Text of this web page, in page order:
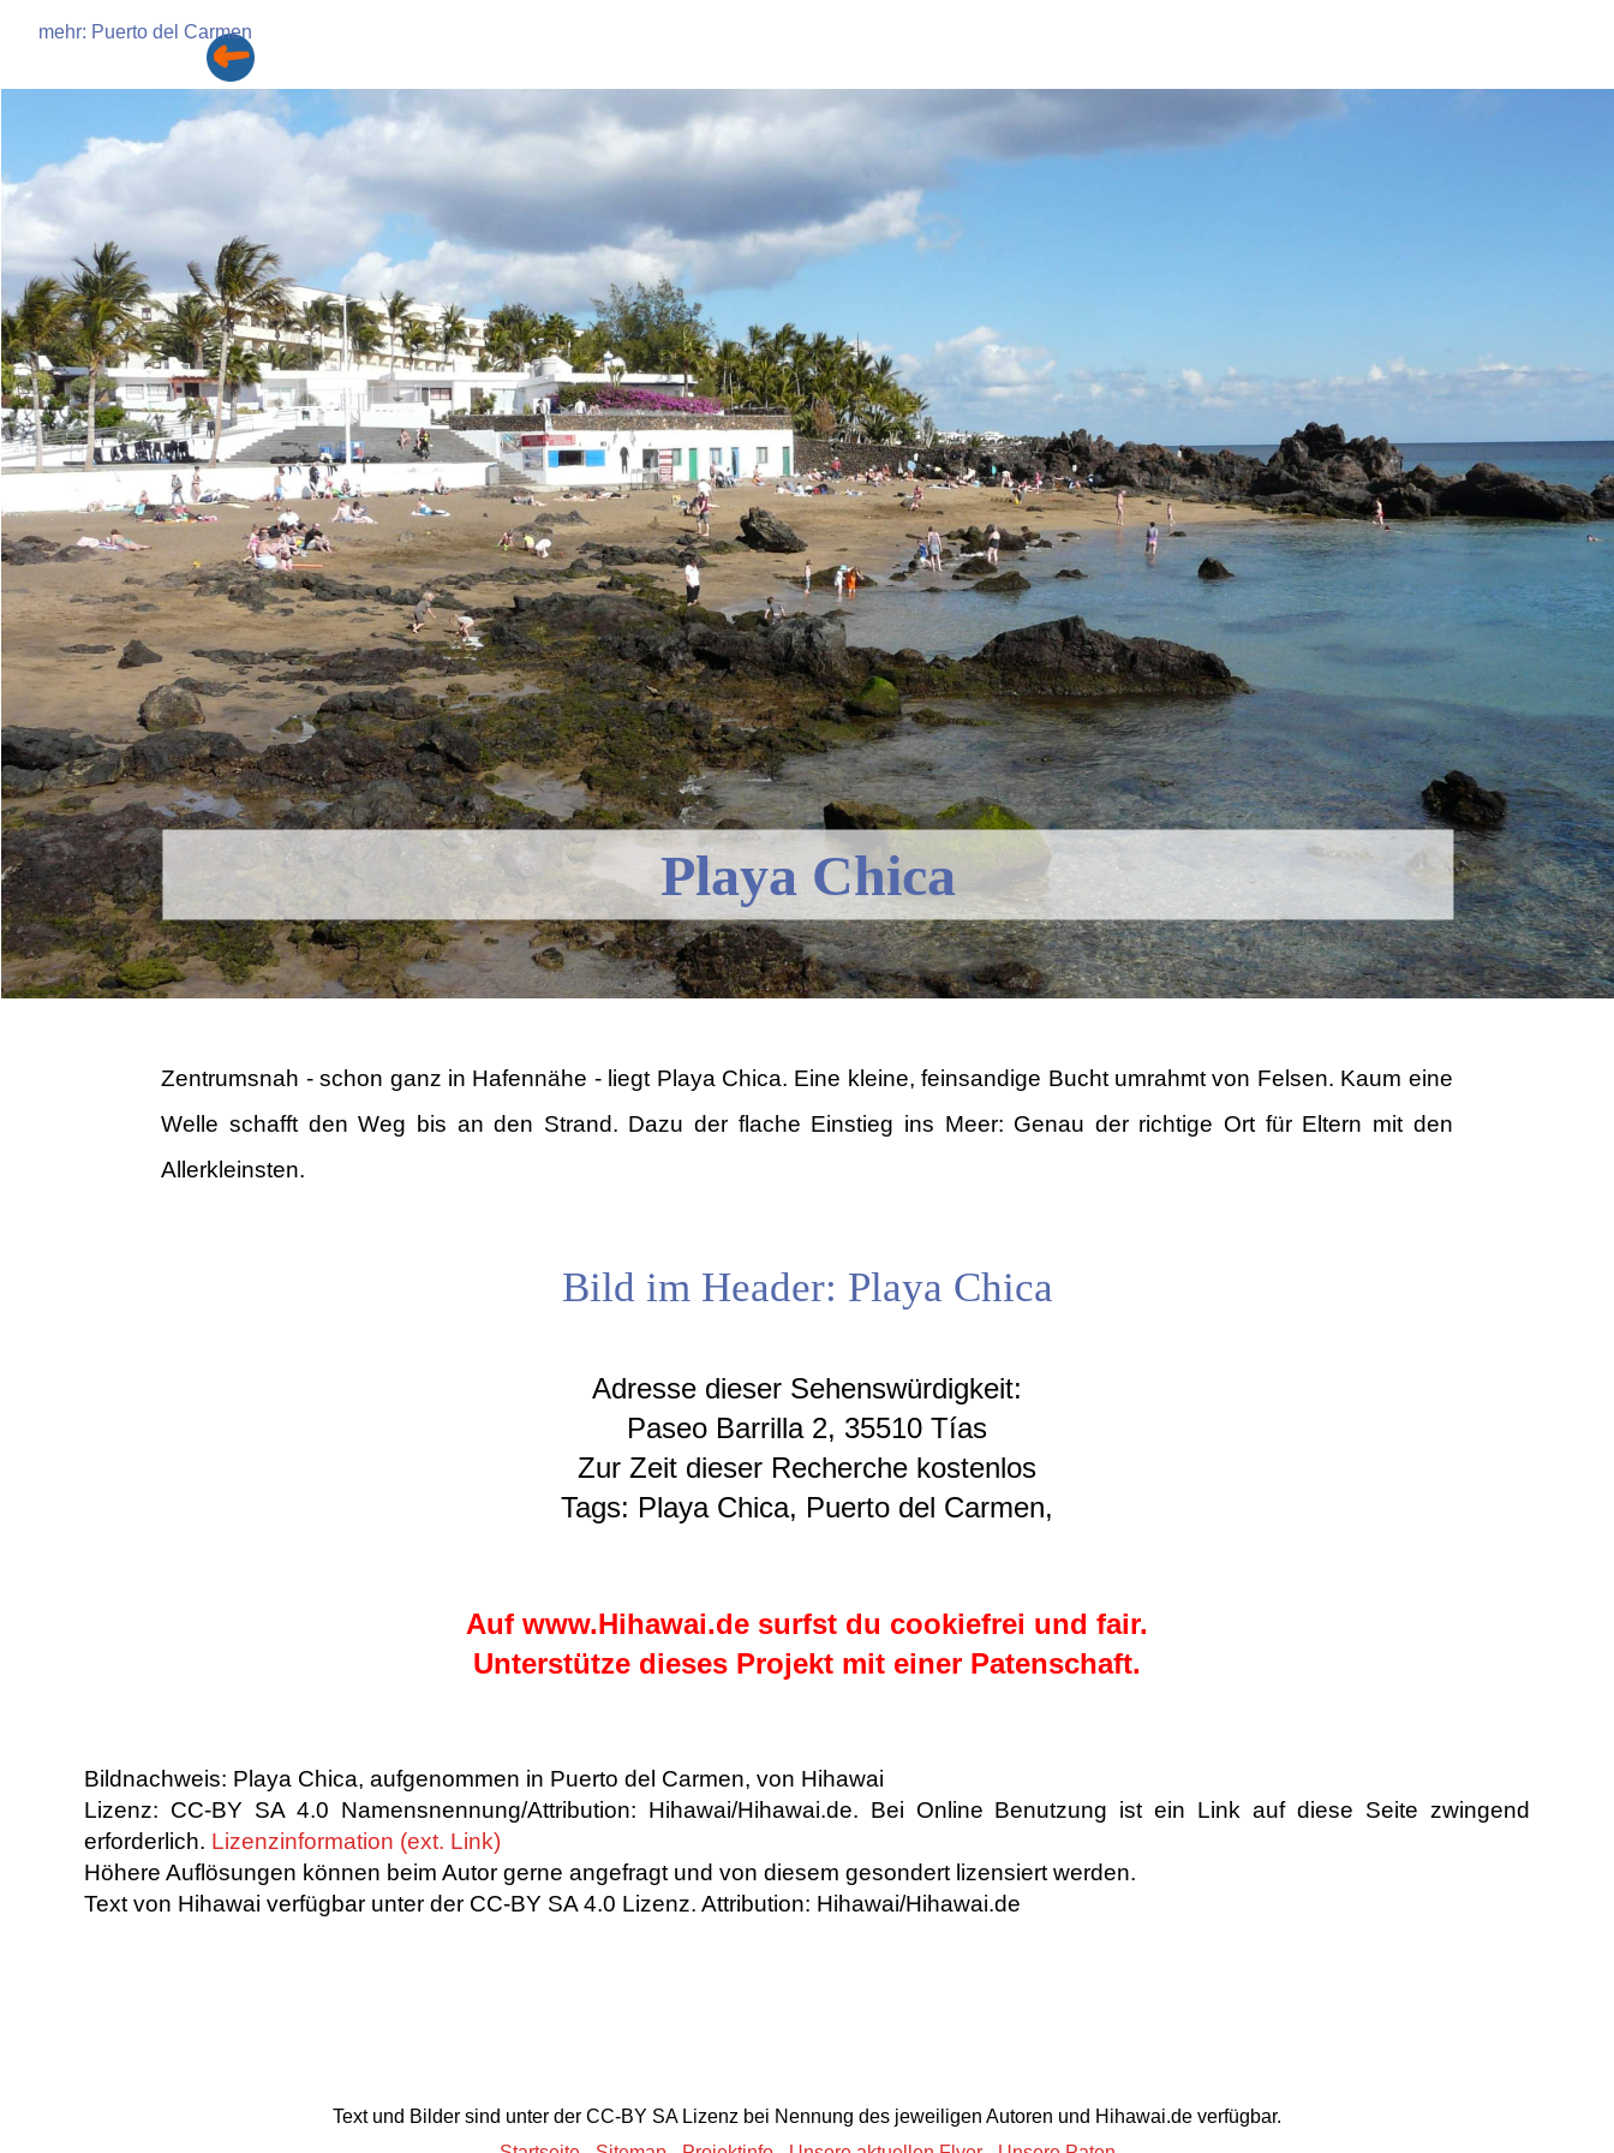
mehr: Puerto del Carmen
Playa Chica
Zentrumsnah - schon ganz in Hafennähe - liegt Playa Chica. Eine kleine, feinsandige Bucht umrahmt von Felsen. Kaum eine
Welle schafft den Weg bis an den Strand. Dazu der flache Einstieg ins Meer: Genau der richtige Ort für Eltern mit den
Allerkleinsten.
Bild im Header: Playa Chica
Adresse dieser Sehenswürdigkeit:
Paseo Barrilla 2, 35510 Tías
Zur Zeit dieser Recherche kostenlos
Tags: Playa Chica, Puerto del Carmen,
Auf www.Hihawai.de surfst du cookiefrei und fair.
Unterstütze dieses Projekt mit einer Patenschaft.
Bildnachweis: Playa Chica, aufgenommen in Puerto del Carmen, von Hihawai
Lizenz: CC-BY SA 4.0 Namensnennung/Attribution: Hihawai/Hihawai.de. Bei Online Benutzung ist ein Link auf diese Seite zwingend
erforderlich. Lizenzinformation (ext. Link)
Höhere Auflösungen können beim Autor gerne angefragt und von diesem gesondert lizensiert werden.
Text von Hihawai verfügbar unter der CC-BY SA 4.0 Lizenz. Attribution: Hihawai/Hihawai.de
Text und Bilder sind unter der CC-BY SA Lizenz bei Nennung des jeweiligen Autoren und Hihawai.de verfügbar.